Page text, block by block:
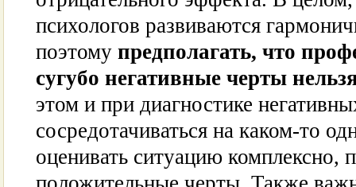
психологов развиваются
поэтому предполагать, что
сугубо негативные черты
этом и при диагностике
сосредотачиваться на каком-то
оценивать ситуацию комплексно,